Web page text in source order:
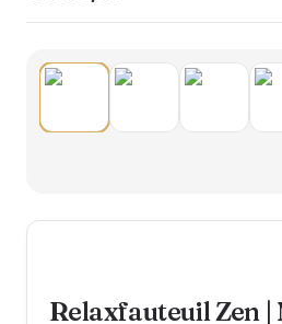
Relaxfauteuil Zen |